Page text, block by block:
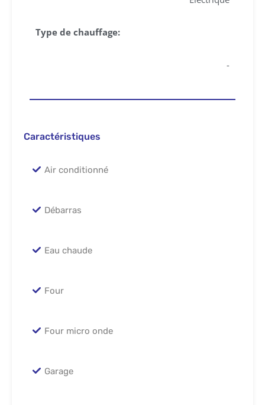
Type de chauffage:
-
Caractéristiques
Air conditionné
Débarras
Eau chaude
Four
Four micro onde
Garage